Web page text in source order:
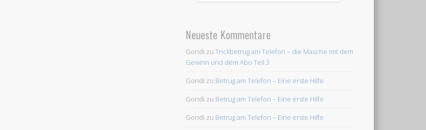
Neueste Kommentare
Gondi zuTrickbetrug am Telefon – die Masche mit dem
Gewinn und dem Abo Teil 3
Gondi zu Betrug am Telefon – Eine erste Hilfe
Gondi zu Betrug am Telefon – Eine erste Hilfe
Gondi zu Betrug am Telefon – Eine erste Hilfe